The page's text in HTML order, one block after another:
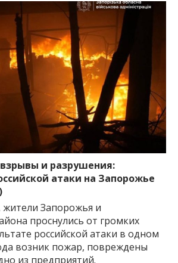
и разрушения:
атаки на Запорожье
жители Запорожья и
проснулись от громких
российской атаки в одном
возник пожар, повреждены
из предприятий.